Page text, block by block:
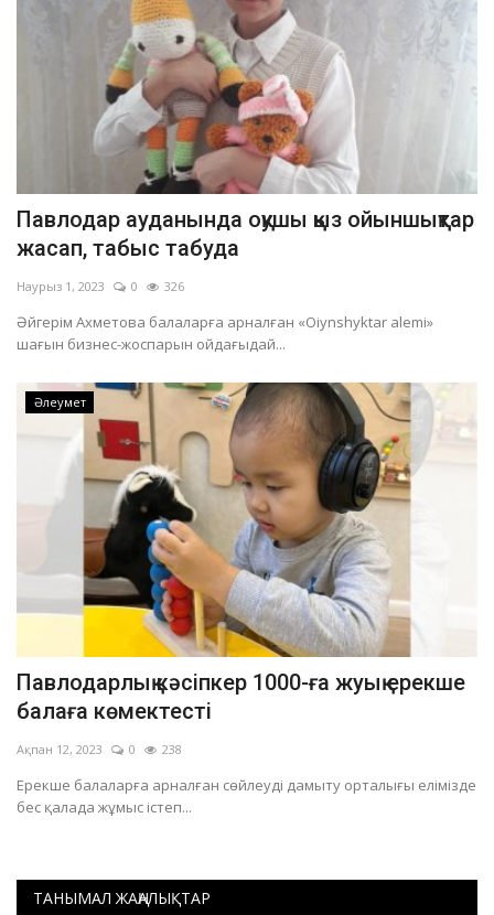
Павлодар ауданында оқушы қыз ойыншықтар
жасап, табыс табуда
Наурыз 1, 2023 0 326
Әйгерім Ахметова балаларға арналған «Oiynshyktar alemi»
шағын бизнес-жоспарын ойдағыдай...
Әлеумет
Павлодарлық кәсіпкер 1000-ға жуық ерекше
балаға көмектесті
Ақпан 12, 2023 0 238
Ерекше балаларға арналған сөйлеуді дамыту орталығы елімізде
бес қалада жұмыс істеп...
ТАНЫМАЛ ЖАҢАЛЫҚТАР